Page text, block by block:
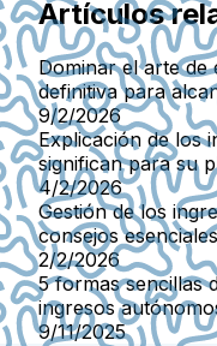
Artículos
Dominar el arte
definitiva para
9/2/2026
Explicación de los
significan para su
4/2/2026
Gestión de los
consejos
2/2/2026
5 formas sencillas
ingresos
9/11/2025